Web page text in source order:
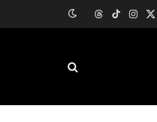
X
الانستغرام
تيكتوكThreads